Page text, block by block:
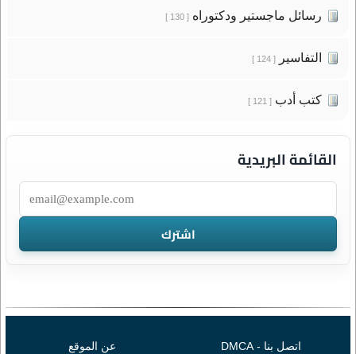
رسائل ماجستير ودكتوراه[ 130 ]
التفاسير[ 124 ]
كتب أدب[ 121 ]
القائمة البريدية
اتصل بنا - DMCA عن الموقع